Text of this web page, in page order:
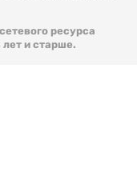
ресурса
и старше.